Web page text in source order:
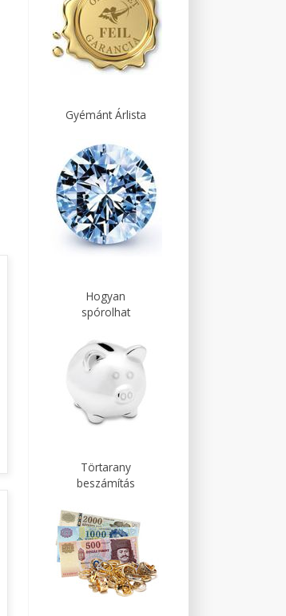
Gyémánt Árlista
Hogyan
spórolhat
Törtarany
beszámítás